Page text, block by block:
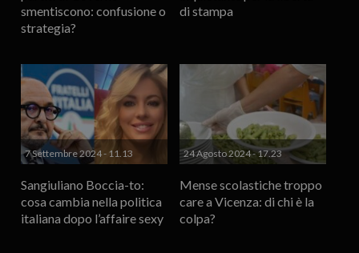
smentiscono: confusione o
strategia?
di stampa
7 Settembre 2024 - 11.13
Sangiuliano Boccia-to:
cosa cambia nella politica
italiana dopo l’affaire sexy
24 Agosto 2024 - 17.23
Mense scolastiche troppo
care a Vicenza: di chi è la
colpa?